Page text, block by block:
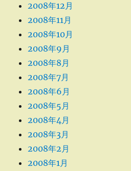
2008年12月
2008年11月
2008年10月
2008年9月
2008年8月
2008年7月
2008年6月
2008年5月
2008年4月
2008年3月
2008年2月
2008年1月